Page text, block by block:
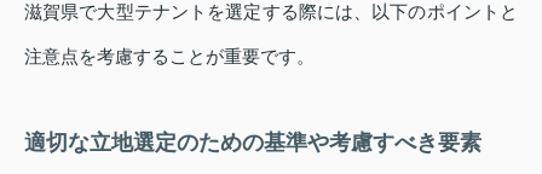
滋賀県で大型テナントを選定する際には、以下のポイントと
注意点を考慮することが重要です。
適切な立地選定のための基準や考慮すべき要素